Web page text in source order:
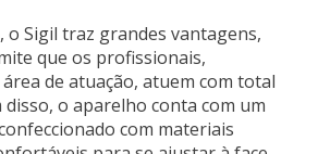
o Sigil traz grandes vantagens,
que os profissionais,
de atuação, atuem com total
disso, o aparelho conta com um
com materiais